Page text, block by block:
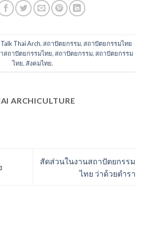
Talk Thai Arch, สถาปัตยกรรม, สถาปัตยกรรมไทย
ถาปัตยกรรมไทย, สถาปัตยกรรม, สถาปัตยกรรม
ไทย, สังคมไทย.
ARCHICULTURE
สัดส่วนในงานสถาปัตยกรรม
ไทย ว่าด้วยตำรา